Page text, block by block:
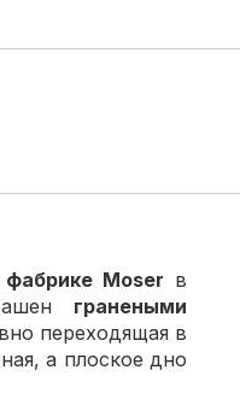
фабрике Moser в
гранеными
переходящая в
а плоское дно